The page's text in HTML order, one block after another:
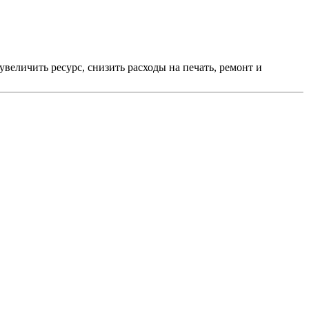
ресурс, снизить расходы на печать, ремонт и